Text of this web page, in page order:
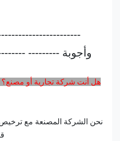
وأجوبة ---------
هل أنت شركة تجارية أو مصنع؟
نحن الشركة المصنعة مع ترخيص